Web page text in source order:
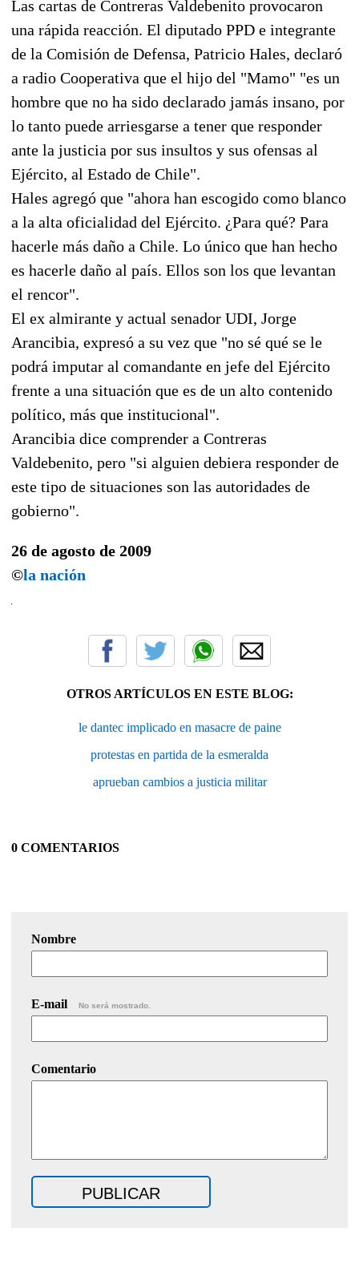
Las cartas de Contreras Valdebenito provocaron
una rápida reacción. El diputado PPD e integrante
de la Comisión de Defensa, Patricio Hales, declaró
a radio Cooperativa que el hijo del "Mamo" "es un
hombre que no ha sido declarado jamás insano, por
lo tanto puede arriesgarse a tener que responder
ante la justicia por sus insultos y sus ofensas al
Ejército, al Estado de Chile".
Hales agregó que "ahora han escogido como blanco
a la alta oficialidad del Ejército. ¿Para qué? Para
hacerle más daño a Chile. Lo único que han hecho
es hacerle daño al país. Ellos son los que levantan
el rencor".
El ex almirante y actual senador UDI, Jorge
Arancibia, expresó a su vez que "no sé qué se le
podrá imputar al comandante en jefe del Ejército
frente a una situación que es de un alto contenido
político, más que institucional".
Arancibia dice comprender a Contreras
Valdebenito, pero "si alguien debiera responder de
este tipo de situaciones son las autoridades de
gobierno".
26 de agosto de 2009
©la nación
OTROS ARTÍCULOS EN ESTE BLOG:
le dantec implicado en masacre de paine
protestas en partida de la esmeralda
aprueban cambios a justicia militar
0 COMENTARIOS
Nombre
E-mail No será mostrado.
Comentario